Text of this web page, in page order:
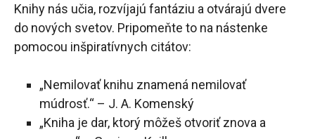
Knihy nás učia, rozvíjajú fantáziu a otvárajú dvere
do nových svetov. Pripomeňte to na nástenke
pomocou inšpiratívnych citátov:
„Nemilovať knihu znamená nemilovať
múdrosť.“ – J. A. Komenský
„Kniha je dar, ktorý môžeš otvoriť znova a